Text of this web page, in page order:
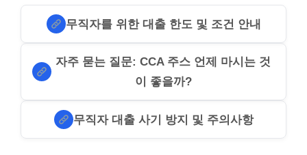
무직자를 위한 대출 한도 및 조건 안내
자주 묻는 질문: CCA 주스 언제 마시는 것
이 좋을까?
무직자 대출 사기 방지 및 주의사항